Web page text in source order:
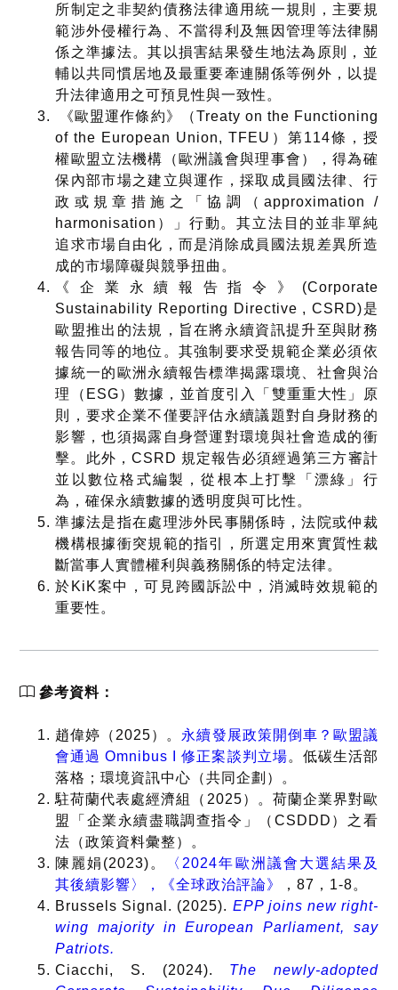
所制定之非契約債務法律適用統一規則，主要規
範涉外侵權行為、不當得利及無因管理等法律關
係之準據法。其以損害結果發生地法為原則，並
輔以共同慣居地及最重要牽連關係等例外，以提
升法律適用之可預見性與一致性。
《歐盟運作條約》（Treaty on the Functioning
of the European Union, TFEU）第114條，授
權歐盟立法機構（歐洲議會與理事會），得為確
保內部市場之建立與運作，採取成員國法律、行
政或規章措施之「協調（approximation /
harmonisation）」行動。其立法目的並非單純
追求市場自由化，而是消除成員國法規差異所造
成的市場障礙與競爭扭曲。
《企業永續報告指令》(Corporate
Sustainability Reporting Directive , CSRD)是
歐盟推出的法規，旨在將永續資訊提升至與財務
報告同等的地位。其強制要求受規範企業必須依
據統一的歐洲永續報告標準揭露環境、社會與治
理（ESG）數據，並首度引入「雙重重大性」原
則，要求企業不僅要評估永續議題對自身財務的
影響，也須揭露自身營運對環境與社會造成的衝
擊。此外，CSRD 規定報告必須經過第三方審計
並以數位格式編製，從根本上打擊「漂綠」行
為，確保永續數據的透明度與可比性。
準據法是指在處理涉外民事關係時，法院或仲裁
機構根據衝突規範的指引，所選定用來實質性裁
斷當事人實體權利與義務關係的特定法律。
於KiK案中，可見跨國訴訟中，消滅時效規範的
重要性。
參考資料：
趙偉婷（2025）。 永續發展政策開倒車？歐盟議
會通過 Omnibus I 修正案談判立場。低碳生活部
落格；環境資訊中心（共同企劃）。
駐荷蘭代表處經濟組（2025）。荷蘭企業界對歐
盟「企業永續盡職調查指令」（CSDDD）之看
法（政策資料彙整）。
陳麗娟(2023)。
〈2024年歐洲議會大選結果及
其後續影響〉，《全球政治評論》
，87，1-8。
Brussels Signal. (2025). EPP joins new right-
wing majority in European Parliament, say
Patriots.
Ciacchi, S. (2024). The newly-adopted